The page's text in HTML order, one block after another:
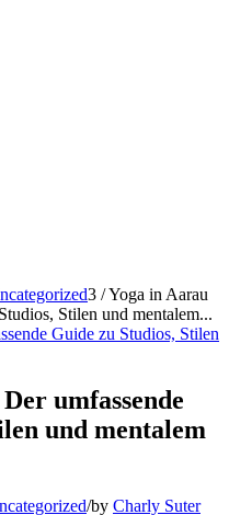
3 /Yoga in Aarau
Stilen und mentalem...
umfassende
und mentalem
/by Charly Suter